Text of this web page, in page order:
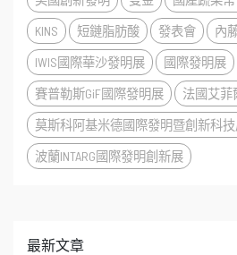
KINS 短鏈脂肪酸 發表會 內
IWIS國際華沙發明展 國際發明展
賽普勒斯GiF國際發明展 法國艾菲
莫斯科阿基米德國際發明暨創新科
波蘭INTARG國際發明創新展
最新文章